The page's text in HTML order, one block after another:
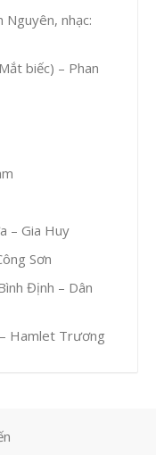
Nguyên, nhạc:
biếc) – Phan
– Gia Huy
Sơn
Định – Dân
Hamlet Trương